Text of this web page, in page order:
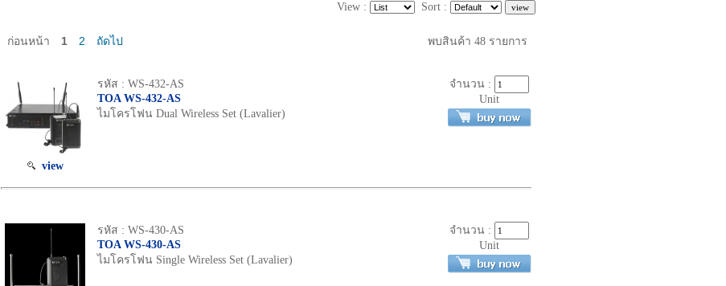
View : Sort :
ก่อนหน้า 1 2 ถัดไป พบสินค้า 48 รายการ
view
รหัส : WS-432-AS
TOA WS-432-AS
ไมโครโฟน Dual Wireless Set (Lavalier)
จำนวน :
Unit
รหัส : WS-430-AS
TOA WS-430-AS
ไมโครโฟน Single Wireless Set (Lavalier)
จำนวน :
Unit